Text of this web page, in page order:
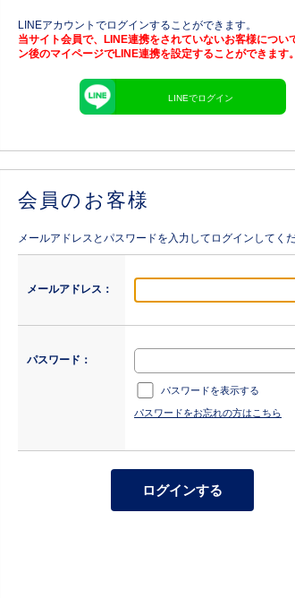
LINEアカウントでログインすることができます。
当サイト会員で、LINE連携をされていないお客様につい
ン後のマイページでLINE連携を設定することができます。
LINEでログイン
会員のお客様
メールアドレスとパスワードを入力してログインしてくだ
メールアドレス：
パスワード：
パスワードを表示する
パスワードをお忘れの方はこちら